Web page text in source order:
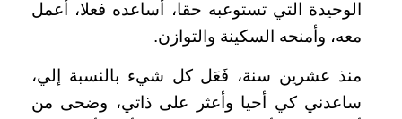
الوحيدة التي تستوعبه حقا، أساعده فعلا، أعمل
معه، وأمنحه السكينة والتوازن.
منذ عشرين سنة، فَعَل كل شيء بالنسبة إلي،
ساعدني كي أحيا وأعثر على ذاتي، وضحى من